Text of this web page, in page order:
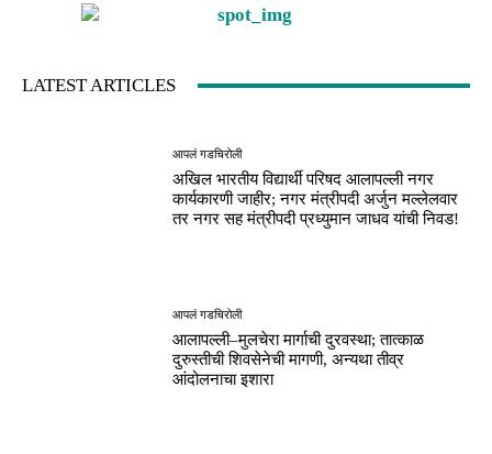
LATEST ARTICLES
आपलं गडचिरोली
अखिल भारतीय विद्यार्थी परिषद आलापल्ली नगर
कार्यकारणी जाहीर; नगर मंत्रीपदी अर्जुन मल्लेलवार
तर नगर सह मंत्रीपदी प्रध्युमान जाधव यांची निवड!
आपलं गडचिरोली
आलापल्ली–मुलचेरा मार्गाची दुरवस्था; तात्काळ
दुरुस्तीची शिवसेनेची मागणी, अन्यथा तीव्र
आंदोलनाचा इशारा